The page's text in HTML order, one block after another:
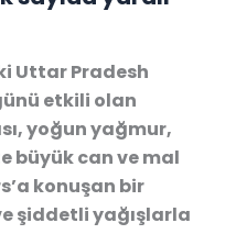
Uttar Pradesh
etkili olan
yoğun yağmur,
büyük can ve mal
konuşan bir
şiddetli yağışlarla